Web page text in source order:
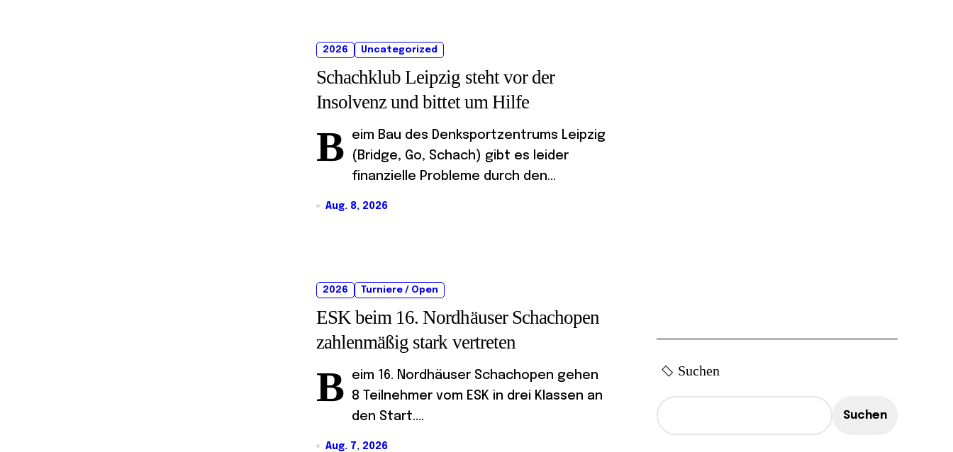
2026 Uncategorized
Schachklub Leipzig steht vor der
Insolvenz und bittet um Hilfe
B
eim Bau des Denksportzentrums Leipzig
(Bridge, Go, Schach) gibt es leider
finanzielle Probleme durch den...
Aug. 8, 2026
2026 Turniere / Open
ESK beim 16. Nordhäuser Schachopen
zahlenmäßig stark vertreten
B
eim 16. Nordhäuser Schachopen gehen
8 Teilnehmer vom ESK in drei Klassen an
den Start....
Aug. 7, 2026
Suchen
Suchen